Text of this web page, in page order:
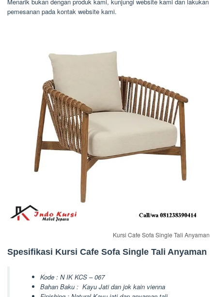
pemesanan pada kontak website kami.
Kursi Cafe Sofa Single Tali Anyaman
Spesifikasi Kursi Cafe Sofa Single Tali Anyaman
Kode : N IK KCS – 067
Bahan Baku : Kayu Jati dan jok kain vienna